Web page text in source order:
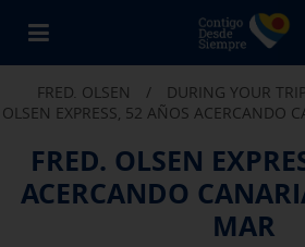
FRED. OLSEN / DURING YOUR TRIP
OLSEN EXPRESS, 52 AÑOS ACERCANDO
FRED. OLSEN
ACERCANDO
MAR